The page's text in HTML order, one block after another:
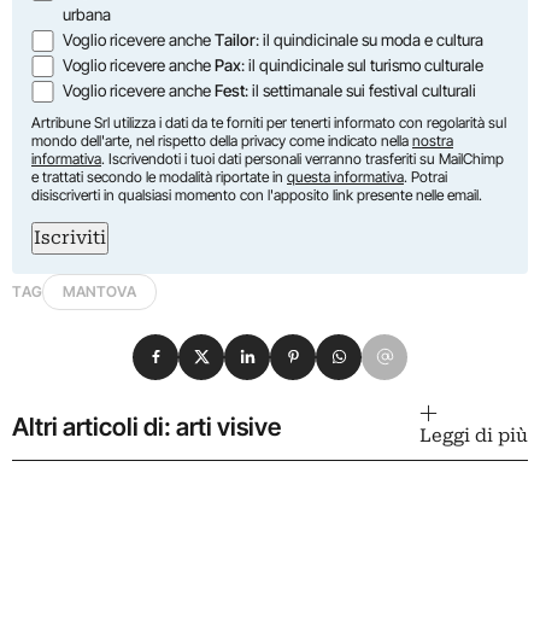
urbana
Voglio ricevere ancheTailor: il quindicinale su moda e cultura
Voglio ricevere anchePax: il quindicinale sul turismo culturale
Voglio ricevere ancheFest: il settimanale sui festival culturali
Artribune Srl utilizza i dati da te forniti per tenerti informato con regolarità sul
mondo dell'arte, nel rispetto della privacy come indicato nella nostra
informativa. Iscrivendoti i tuoi dati personali verranno trasferiti su MailChimp
e trattati secondo le modalità riportate in questa informativa. Potrai
disiscriverti in qualsiasi momento con l'apposito link presente nelle email.
Iscriviti
TAG MANTOVA
Condividi su Facebook
Condividi su X
Condividi su LinkedIn
Condividi su Pinterest
Condividi su WhatsApp
Condividi su Email
Altri articoli di: arti visive Leggi di più